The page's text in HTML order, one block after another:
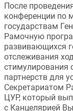
После
конференции по
государствам
Рамочную
развивающихся
отслеживания
стимулирования
партнерств для
Секретариатом
ЦУР, который
с Канцелярией